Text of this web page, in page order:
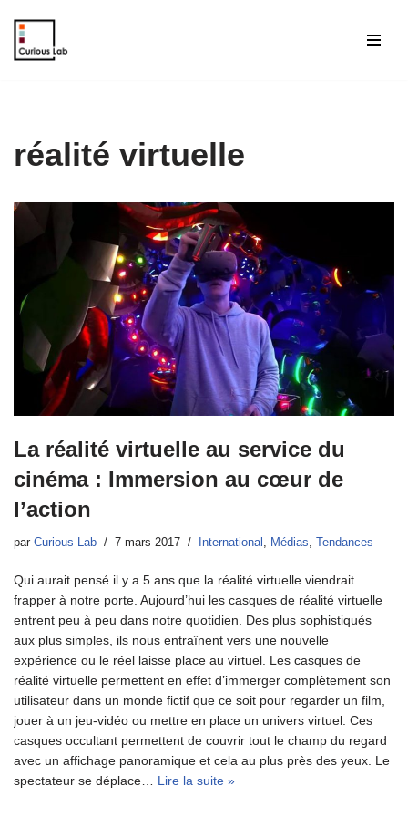
Aller
réalité virtuelle
La réalité virtuelle au service du
cinéma : Immersion au cœur de
l’action
par Curious Lab 7 mars 2017 International , Médias, Tendances
Qui aurait pensé il y a 5 ans que la réalité virtuelle viendrait
frapper à notre porte. Aujourd’hui les casques de réalité virtuelle
entrent peu à peu dans notre quotidien. Des plus sophistiqués
aux plus simples, ils nous entraînent vers une nouvelle
expérience ou le réel laisse place au virtuel. Les casques de
réalité virtuelle permettent en effet d’immerger complètement son
utilisateur dans un monde fictif que ce soit pour regarder un film,
jouer à un jeu-vidéo ou mettre en place un univers virtuel. Ces
casques occultant permettent de couvrir tout le champ du regard
avec un affichage panoramique et cela au plus près des yeux. Le
spectateur se déplace… Lire la suite »